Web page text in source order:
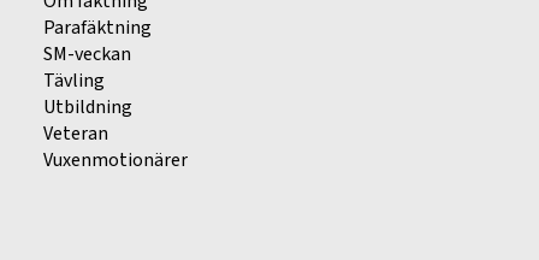
Parafäktning
SM-veckan
Tävling
Utbildning
Veteran
Vuxenmotionärer